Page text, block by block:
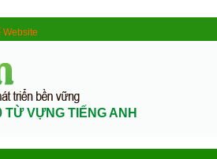
Website
TỪ VỰNG TIẾNG ANH